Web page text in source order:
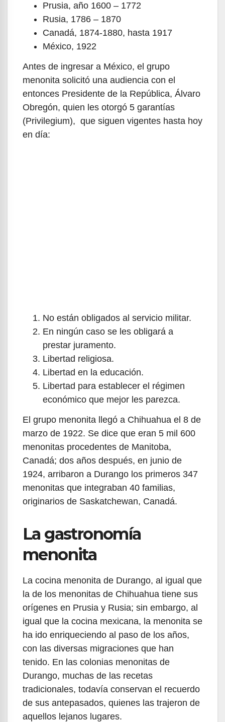
Prusia, año 1600 – 1772
Rusia, 1786 – 1870
Canadá, 1874-1880, hasta 1917
México, 1922
Antes de ingresar a México, el grupo
menonita solicitó una audiencia con el
entonces Presidente de la República, Álvaro
Obregón, quien les otorgó 5 garantías
(Privilegium), que siguen vigentes hasta hoy
en día:
No están obligados al servicio militar.
En ningún caso se les obligará a
prestar juramento.
Libertad religiosa.
Libertad en la educación.
Libertad para establecer el régimen
económico que mejor les parezca.
El grupo menonita llegó a Chihuahua el 8 de
marzo de 1922. Se dice que eran 5 mil 600
menonitas procedentes de Manitoba,
Canadá; dos años después, en junio de
1924, arribaron a Durango los primeros 347
menonitas que integraban 40 familias,
originarios de Saskatchewan, Canadá.
La gastronomía
menonita
La cocina menonita de Durango, al igual que
la de los menonitas de Chihuahua tiene sus
orígenes en Prusia y Rusia; sin embargo, al
igual que la cocina mexicana, la menonita se
ha ido enriqueciendo al paso de los años,
con las diversas migraciones que han
tenido. En las colonias menonitas de
Durango, muchas de las recetas
tradicionales, todavía conservan el recuerdo
de sus antepasados, quienes las trajeron de
aquellos lejanos lugares.